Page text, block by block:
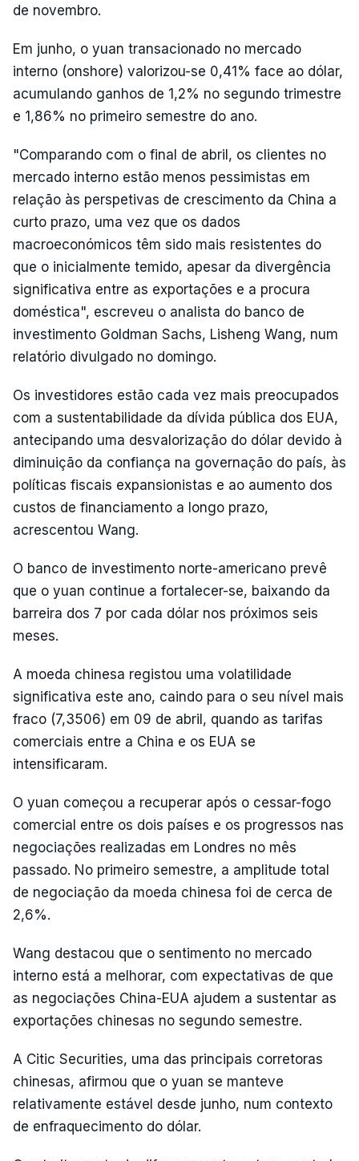
de novembro.
Em junho, o yuan transacionado no mercado
interno (onshore) valorizou-se 0,41% face ao dólar,
acumulando ganhos de 1,2% no segundo trimestre
e 1,86% no primeiro semestre do ano.
"Comparando com o final de abril, os clientes no
mercado interno estão menos pessimistas em
relação às perspetivas de crescimento da China a
curto prazo, uma vez que os dados
macroeconómicos têm sido mais resistentes do
que o inicialmente temido, apesar da divergência
significativa entre as exportações e a procura
doméstica", escreveu o analista do banco de
investimento Goldman Sachs, Lisheng Wang, num
relatório divulgado no domingo.
Os investidores estão cada vez mais preocupados
com a sustentabilidade da dívida pública dos EUA,
antecipando uma desvalorização do dólar devido à
diminuição da confiança na governação do país, às
políticas fiscais expansionistas e ao aumento dos
custos de financiamento a longo prazo,
acrescentou Wang.
O banco de investimento norte-americano prevê
que o yuan continue a fortalecer-se, baixando da
barreira dos 7 por cada dólar nos próximos seis
meses.
A moeda chinesa registou uma volatilidade
significativa este ano, caindo para o seu nível mais
fraco (7,3506) em 09 de abril, quando as tarifas
comerciais entre a China e os EUA se
intensificaram.
O yuan começou a recuperar após o cessar-fogo
comercial entre os dois países e os progressos nas
negociações realizadas em Londres no mês
passado. No primeiro semestre, a amplitude total
de negociação da moeda chinesa foi de cerca de
2,6%.
Wang destacou que o sentimento no mercado
interno está a melhorar, com expectativas de que
as negociações China-EUA ajudem a sustentar as
exportações chinesas no segundo semestre.
A Citic Securities, uma das principais corretoras
chinesas, afirmou que o yuan se manteve
relativamente estável desde junho, num contexto
de enfraquecimento do dólar.